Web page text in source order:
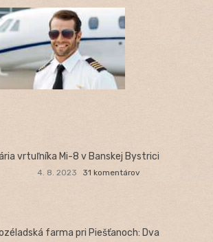
vrtuľníka Mi-8 v Banskej Bystrici
4. 8. 2023 31 komentárov
farma pri Piešťanoch: Dva